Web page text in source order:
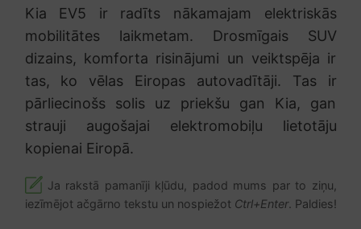
Kia EV5 ir radīts nākamajam elektriskās
mobilitātes laikmetam. Drosmīgais SUV
dizains, komforta risinājumi un veiktspēja ir
tas, ko vēlas Eiropas autovadītāji. Tas ir
pārliecinošs solis uz priekšu gan Kia, gan
strauji augošajai elektromobiļu lietotāju
kopienai Eiropā.
Ja rakstā pamanīji kļūdu, padod mums par to ziņu,
iezīmējot ačgārno tekstu un nospiežot Ctrl+Enter. Paldies!